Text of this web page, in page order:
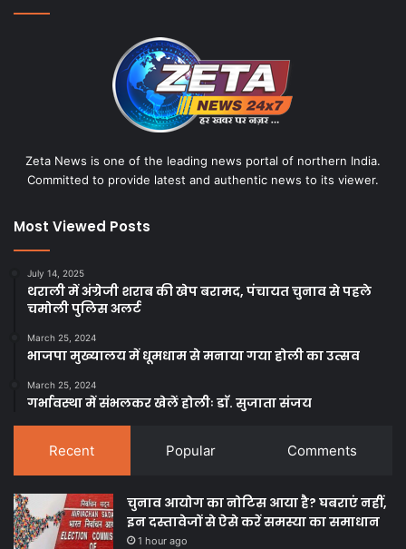
Zeta News is one of the leading news portal of northern India.
Committed to provide latest and authentic news to its viewer.
Most Viewed Posts
July 14, 2025
थराली में अंग्रेजी शराब की खेप बरामद, पंचायत चुनाव से पहले
चमोली पुलिस अलर्ट
March 25, 2024
भाजपा मुख्यालय में धूमधाम से मनाया गया होली का उत्सव
March 25, 2024
गर्भावस्था में संभलकर खेलें होलीः डाॅ. सुजाता संजय
Recent Popular Comments
चुनाव आयोग का नोटिस आया है? घबराएं नहीं,
इन दस्तावेजों से ऐसे करें समस्या का समाधान
1 hour ago